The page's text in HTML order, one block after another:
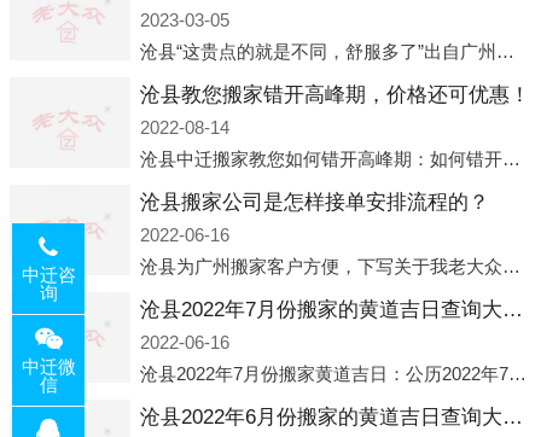
2023-03-05
沧县“这贵点的就是不同，舒服多了”出自广州运营邓经理的口中。2023年开年刚出来，三个司机（加盟蓝犀牛的个人队伍）便请广州经理去佛山娱乐场所大消费了一次，据知悉一晚消费达一万多，由三人平摊费用，燃鹅这样的
沧县教您搬家错开高峰期，价格还可优惠！
2022-08-14
沧县中迁搬家教您如何错开高峰期：如何错开高峰期搬家，中迁搬家做了一些电话数据统计和分析，发现市民中午2点左右访问网站的人是最多的，电话咨询是早上9点左右是最多的，预约搬家周六和周日是最多的，网上QQ微
沧县搬家公司是怎样接单安排流程的？
2022-06-16
沧县为广州搬家客户方便，下写关于我老大众搬家公司接单的流程，九条给搬家朋友参考，了解搬家公司工序，免去搬家时的没有准备好的工作，给您及时快速的搬好家。一．电话咨询：专人接待客户电话咨询，初步了解客户搬 家
沧县2022年7月份搬家的黄道吉日查询大全一览表哪天适合搬家好日子
2022-06-16
沧县2022年7月份搬家黄道吉日：公历2022年7月6日 农历六月初八 星期三 冲虎(甲寅)公历2022年7月12日 农历六月十四 星期二 冲猴(庚申)公历2022年7月13日 农历六月十五 星期三 冲鸡
沧县2022年6月份搬家的黄道吉日查询大全一览表哪天适合搬家好日子
中迁咨
询
中迁微
信